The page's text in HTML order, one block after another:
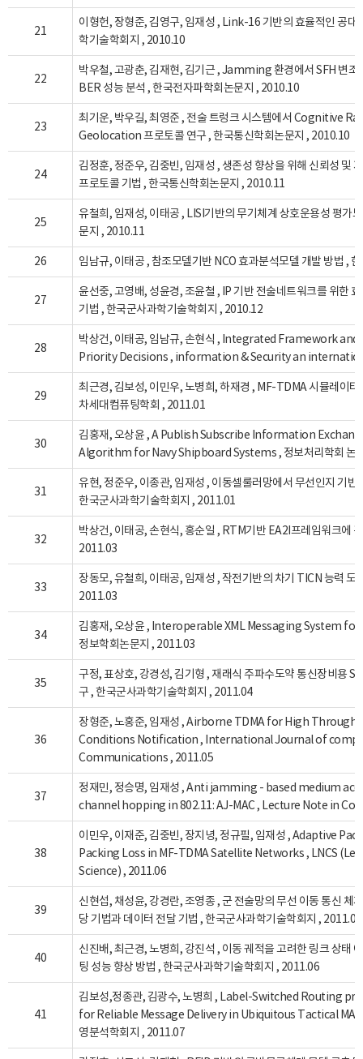
21
이형헌, 장형준, 김영구, 임재성 , Link-16 기반의 효율적인 공대
학기술학회지 , 2010.10
22
박우철, 고광춘, 김재현, 김기근 , Jamming 환경에서 SFH 변조
BER 성능 분석 , 한국전자파학회논문지 , 2010.10
23
최기운, 박우길, 최영준 , 전술 트렁크 시스템에서 Cognitive
Geolocation 프로토콜 연구 , 한국통신학회논문지 , 2010.10
24
김정훈, 정준우, 김중빈, 임재성 , 생존성 향상을 위해 신뢰성 및
프로토콜 기법 , 한국통신학회논문지 , 2010.11
25
유철희, 임재성, 이태공 , LISI기반의 무기체계 상호운용성 평가
문지 , 2010.11
26 임남규, 이태공 , 참조모델기반 NCO 효과분석모델 개발 방법 ,
27
윤선중, 고영배, 성윤경, 조윤철 , IP 기반 전술네트워크를 위한
기법 , 한국군사과학기술학회지 , 2010.12
28
박상건, 이태공, 임남규, 손현식 , Integrated Framework
Priority Decisions , information & Security an
29
최근경, 김보성, 이민우, 노병희, 하재경 , MF-TDMA 시뮬레이터
차세대컴퓨팅학회 , 2011.01
30
김홍재, 오상윤 , A Publish Subscribe Information
Algorithm for Navy Shipboard Systems , 정보처리학회 논
31
유현, 정준우, 이종관, 임재성 , 이동셀룰러망에서 무선인지 기반
한국군사과학기술학회지 , 2011.01
32
박상건, 이태공, 손현식, 홍순일 , RTM기반 EA2I프레임워크에
2011.03
33
장동모, 유철희, 이태공, 임재성 , 작전기반의 차기 TICN 능력 도
2011.03
34
김홍재, 오상윤 , Interoperable XML Messaging System
정보학회논문지 , 2011.03
35
구정, 표상호, 강경성, 김기형 , 재래식 주파수도약 통신장비용
구 , 한국군사과학기술학회지 , 2011.04
36
장형준, 노홍준, 임재성 , Airborne TDMA for High
Conditions Notification , International Journal of
Communications , 2011.05
37
정재민, 정승명, 임재성 , Anti jamming - based medium
channel hopping in 802.11: AJ-MAC , Lecture Note in
38
이민우, 이재준, 김중빈, 장지녕, 정규필, 임재성 , Adaptive
Packing Loss in MF-TDMA Satellite Networks , LNCS
Science) , 2011.06
39
신현섭, 채성윤, 강경란, 조영종 , 군 전술망의 무선 이동 통신 체
당 기법과 데이터 전달 기법 , 한국군사과학기술학회지 , 2011.06
40
신진배, 최근경, 노병희, 강진석 , 이동 궤적을 고려한 링크 상태
팅 성능 향상 방법 , 한국군사과학기술학회지 , 2011.06
41
김보성,정종관, 김광수, 노병희 , Label-Switched Routing
for Reliable Message Delivery in Ubiquitous Tactical
영분석학회지 , 2011.07